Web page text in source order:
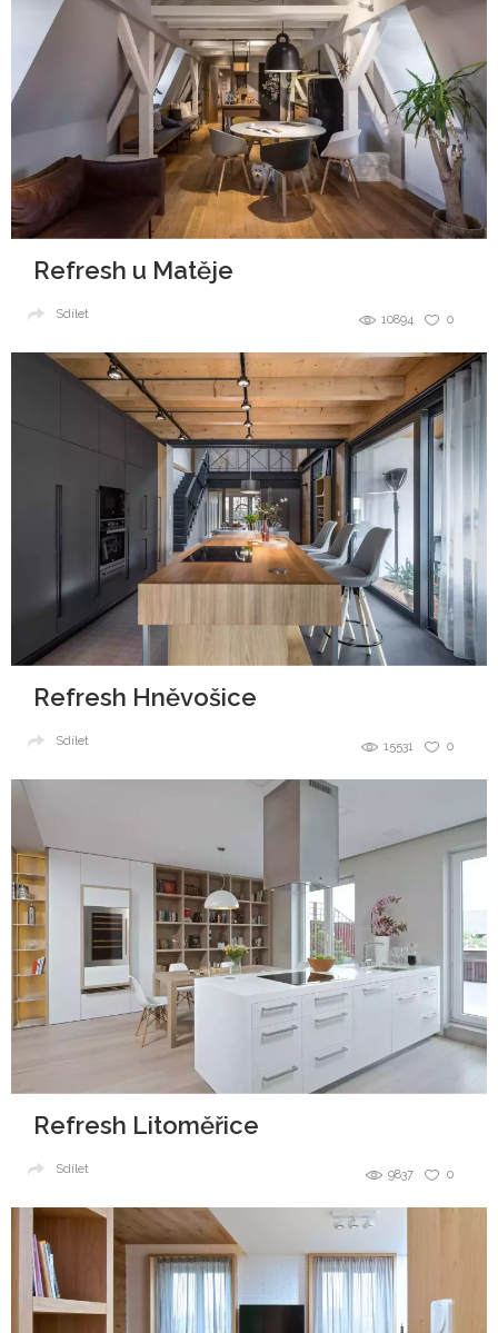
Refresh u Matěje
0
10894
Sdílet
Refresh Hněvošice
0
15531
Sdílet
Refresh Litoměřice
0
9837
Sdílet